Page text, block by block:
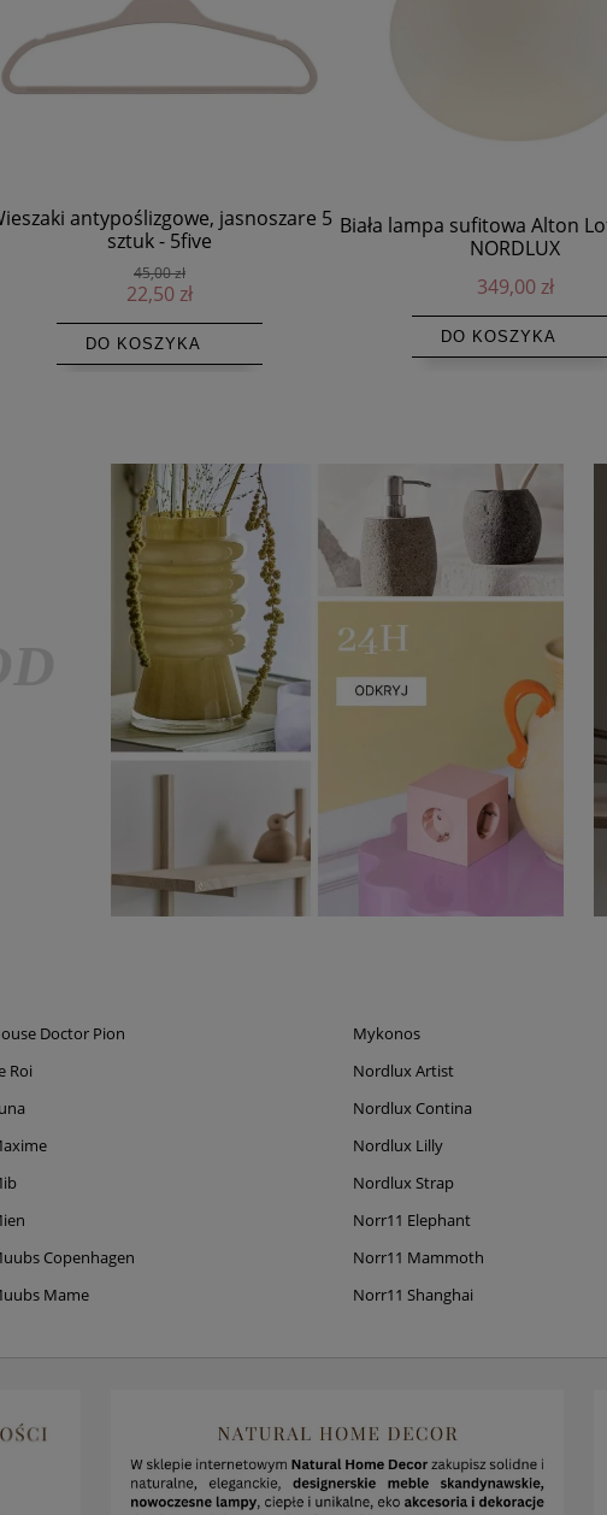
antypoślizgowe, jasnoszare 5
sztuk - 5five
45,00 zł
22,50 zł
DO KOSZYKA
Biała lampa sufitowa Alton
NORDLUX
349,00 zł
DO KOSZYKA
Doctor Pion
Roi
Copenhagen
Mame
Mykonos
Nordlux Artist
Nordlux Contina
Nordlux Lilly
Nordlux Strap
Norr11 Elephant
Norr11 Mammoth
Norr11 Shanghai